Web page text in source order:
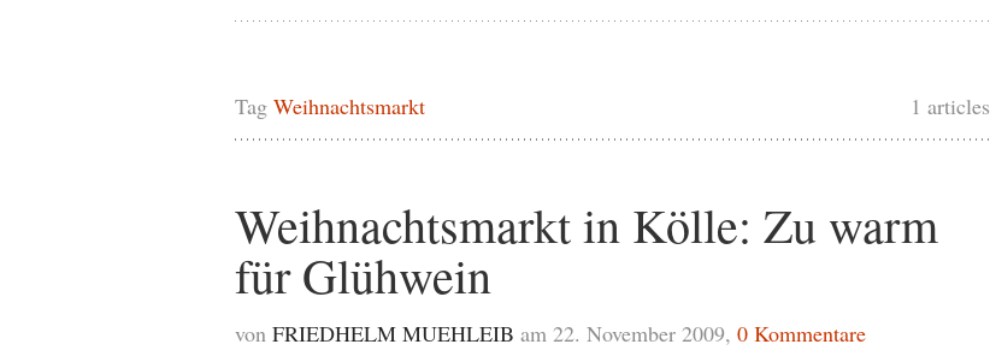
1 articles
Tag Weihnachtsmarkt
Weihnachtsmarkt in Kölle: Zu warm
für Glühwein
von FRIEDHELM MUEHLEIB am 22. November 2009, 0 Kommentare